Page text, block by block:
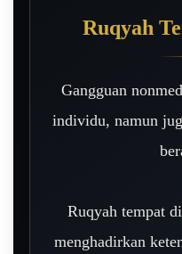
Ruqyah
Gangguan
individu, namun
Ruqyah tempat
menghadirkan